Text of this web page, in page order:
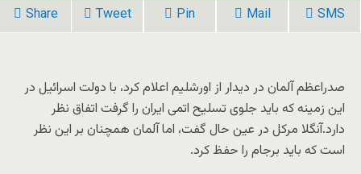
Share Tweet Pin Mail SMS
صدراعظم آلمان در دیدار از اورشلیم اعلام کرد، با دولت اسرائیل در
این زمینه که باید جلوی تسلیح اتمی ایران را گرفت اتفاق نظر
دارد.آنگلا مرکل در عین حال گفت، اما آلمان همچنان بر این نظر
است که باید برجام را حفظ کرد.